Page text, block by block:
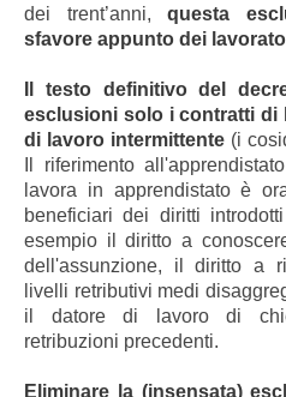
dei trent’anni,questa
sfavore appunto dei
Il testo definitivo del
esclusioni solo i contratti di
di lavoro intermittente (i
Il riferimento
lavora in apprendistato è
beneficiari dei diritti
esempio il diritto a
dell'assunzione, il diritto a
livelli retributivi medi
il datore di lavoro di
retribuzioni precedenti.
Eliminare la (insensata)